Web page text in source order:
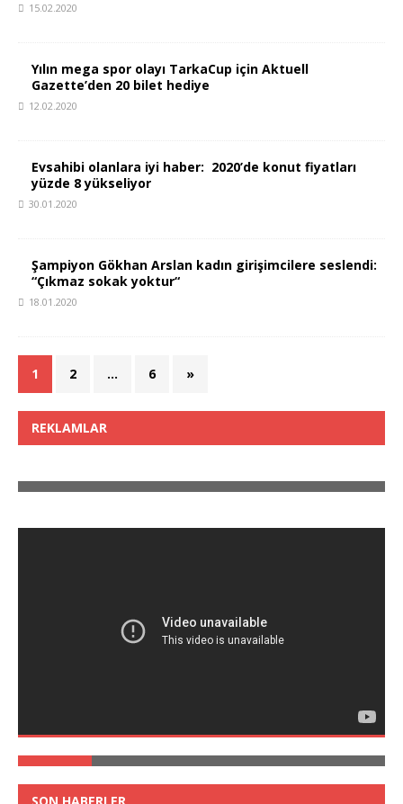
15.02.2020
Yılın mega spor olayı TarkaCup için Aktuell
Gazette’den 20 bilet hediye
12.02.2020
Evsahibi olanlara iyi haber: 2020’de konut fiyatları
yüzde 8 yükseliyor
30.01.2020
Şampiyon Gökhan Arslan kadın girişimcilere seslendi:
“Çıkmaz sokak yoktur“
18.01.2020
1 2 … 6 »
REKLAMLAR
SON HABERLER